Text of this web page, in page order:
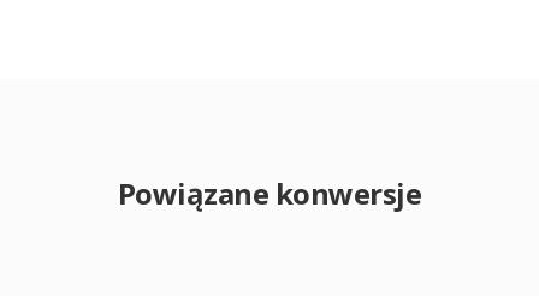
Powiązane konwersje